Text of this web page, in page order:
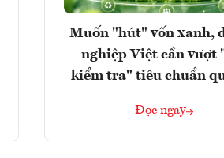
Muốn "hút" vốn xanh,
nghiệp Việt cần vượt
kiểm tra" tiêu chuẩn
Đọc ngay